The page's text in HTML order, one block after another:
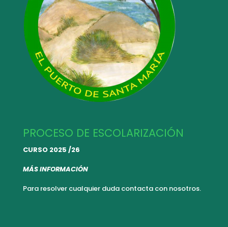
PROCESO DE ESCOLARIZACIÓN
CURSO 2025 /26
MÁS INFORMACIÓN
Para resolver cualquier dudacontacta con nosotros.